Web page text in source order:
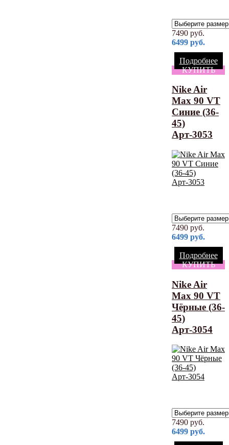
7490 руб.
6499 руб.
Подробнее
КУПИТЬ
Nike Air
Max 90 VT
Синие (36-
45)
Арт-3053
7490 руб.
6499 руб.
Подробнее
КУПИТЬ
Nike Air
Max 90 VT
Чёрные (36-
45)
Арт-3054
7490 руб.
6499 руб.